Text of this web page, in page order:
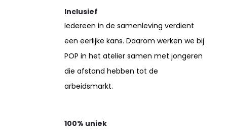
Inclusief
Iedereen in de samenleving verdient
een eerlijke kans. Daarom werken we bij
POP in het atelier samen met jongeren
die afstand hebben tot de
arbeidsmarkt.
100% uniek